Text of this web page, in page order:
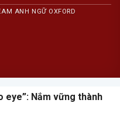
ANH NGỮ OXFORD
eye”: Nắm vững thành